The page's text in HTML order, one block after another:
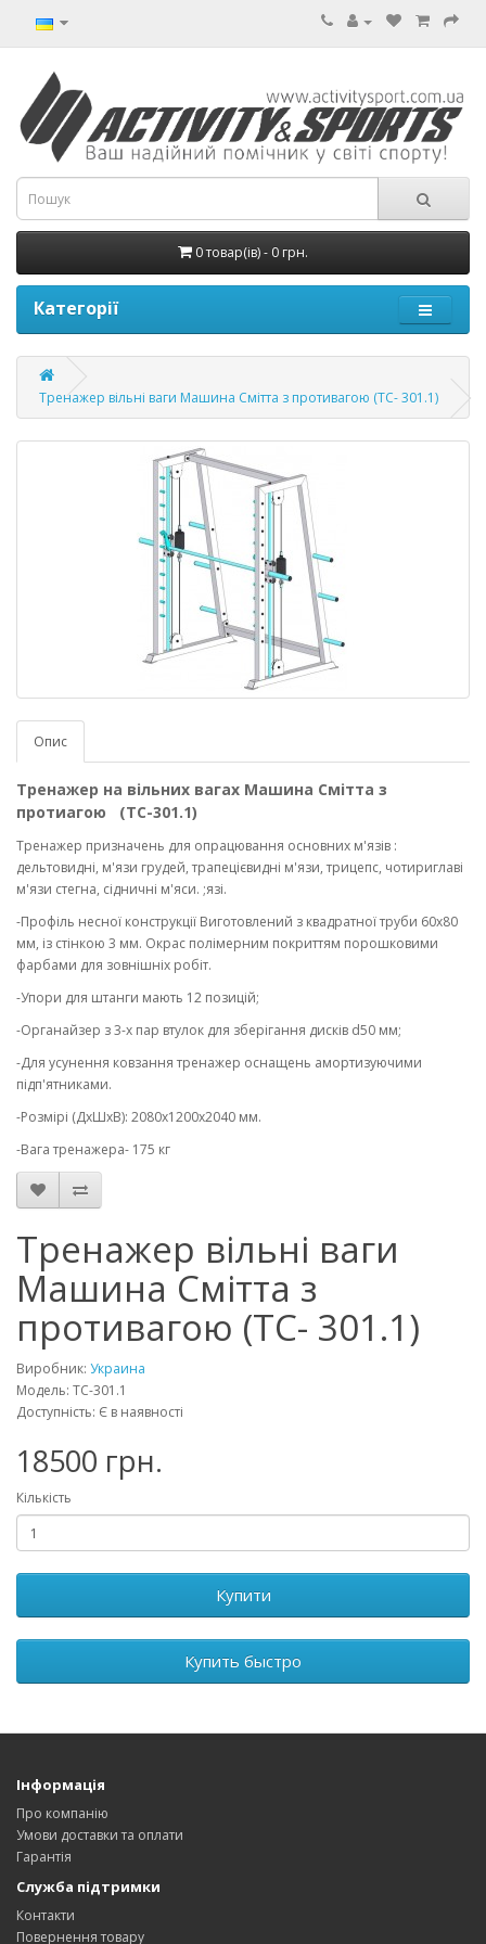
0 товар(ів) - 0 грн.
Категорії
Тренажер вільні ваги Машина Смітта з противагою (ТС- 301.1)
Опис
Тренажер на вільних вагах Машина Смітта з
протиагою (ТС-301.1)
Тренажер призначень для опрацювання основних м'язів :
дельтовидні, м'язи грудей, трапецієвидні м'язи, трицепс, чотириглаві
м'язи стегна, сідничні м'яси. ;язі.
-Профіль несної конструкції Виготовлений з квадратної труби 60х80
мм, із стінкою 3 мм. Окрас полімерним покриттям порошковими
фарбами для зовнішніх робіт.
-Упори для штанги мають 12 позицій;
-Органайзер з 3-х пар втулок для зберігання дисків d50 мм;
-Для усунення ковзання тренажер оснащень амортизуючими
підп'ятниками.
-Розмірі (ДхШхВ): 2080х1200х2040 мм.
-Вага тренажера- 175 кг
Тренажер вільні ваги
Машина Смітта з
противагою (ТС- 301.1)
Виробник: Украина
Модель: ТС-301.1
Доступність: Є в наявності
18500 грн.
Кількість
Купити
Купить быстро
Інформація
Про компанію
Умови доставки та оплати
Гарантія
Служба підтримки
Контакти
Повернення товару